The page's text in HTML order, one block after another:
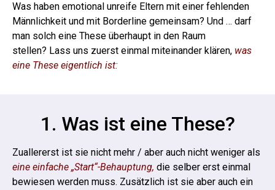
Was haben emotional unreife Eltern mit einer fehlenden
Männlichkeit und mit Borderline gemeinsam? Und … darf
man solch eine These überhaupt in den Raum
stellen? Lass uns zuerst einmal miteinander klären, was
eine These eigentlich ist:
1. Was ist eine These?
Zuallererst ist sie nicht mehr / aber auch nicht weniger als
eine einfache „Start“-Behauptung, die selber erst einmal
bewiesen werden muss. Zusätzlich ist sie aber auch ein